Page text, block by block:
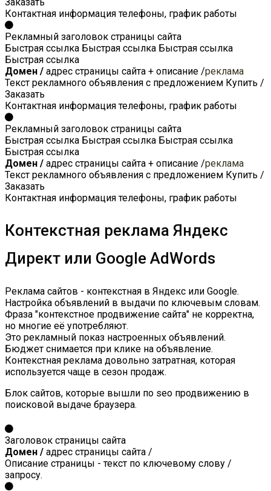
Контактная информация телефоны, график работы
Рекламный заголовок страницы сайта
Быстрая ссылка Быстрая ссылка Быстрая ссылка
Быстрая ссылка
Домен / адрес страницы сайта + описание /реклама
Текст рекламного объявления с предложением Купить /
Заказать
Контактная информация телефоны, график работы
Рекламный заголовок страницы сайта
Быстрая ссылка Быстрая ссылка Быстрая ссылка
Быстрая ссылка
Домен / адрес страницы сайта + описание /реклама
Текст рекламного объявления с предложением Купить /
Заказать
Контактная информация телефоны, график работы
Контекстная реклама Яндекс
Директ или Google AdWords
Реклама сайтов - контекстная в Яндекс или Google.
Настройка объявлений в выдачи по ключевым словам.
Фраза "контекстное продвижение сайта" не корректна,
но многие её употребляют.
Это рекламный показ настроенных объявлений.
Бюджет снимается при клике на объявление.
Контекстная реклама довольно затратная, которая
используется чаще в сезон продаж.
Блок сайтов, которые вышли по seo продвижению в
поисковой выдаче браузера.
Заголовок страницы сайта
Домен / адрес страницы сайта /
Описание страницы - текст по ключевому слову /
запросу.